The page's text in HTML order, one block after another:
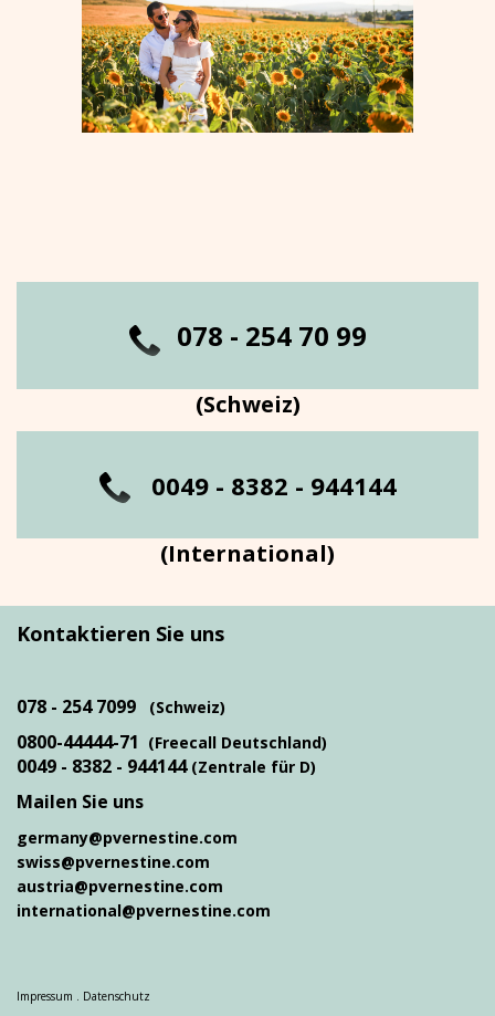
078 - 254 70 99
(Schweiz)
0049 - 8382 - 944144
(International)
Kontaktieren Sie uns
078 - 254 7099 (Schweiz)
0800-44444-71 (Freecall Deutschland)
0049 - 8382 - 944144 (Zentrale für D)
Mailen Sie uns
germany@pvernestine.com
swiss@pvernestine.com
austria@pvernestine.com
international@pvernestine.com
Impressum . Datenschutz